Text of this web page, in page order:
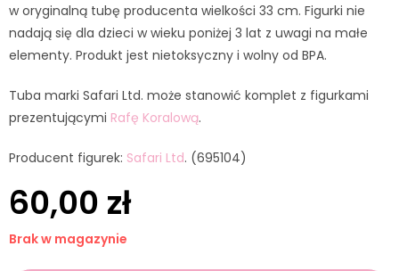
w oryginalną tubę producenta wielkości 33 cm. Figurki nie
nadają się dla dzieci w wieku poniżej 3 lat z uwagi na małe
elementy. Produkt jest nietoksyczny i wolny od BPA.
Tuba marki Safari Ltd. może stanowić komplet z figurkami
prezentującymi Rafę Koralową.
Producent figurek: Safari Ltd. (695104)
60,00 zł
Brak w magazynie